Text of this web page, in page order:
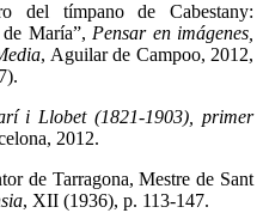
del tímpano de Cabestany:
María”, Pensar en imágenes,
, Aguilar de Campoo, 2012,
i Llobet (1821-1903), primer
2012.
de Tarragona, Mestre de Sant
, XII (1936), p. 113-147.